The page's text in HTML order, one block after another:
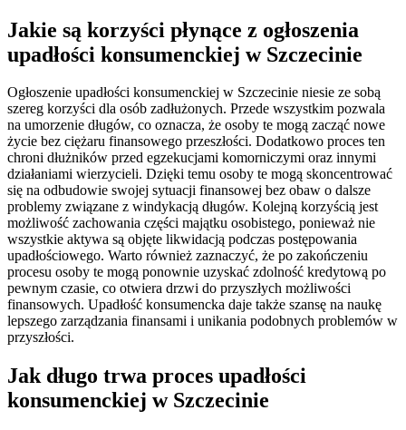
Jakie są korzyści płynące z ogłoszenia
upadłości konsumenckiej w Szczecinie
Ogłoszenie upadłości konsumenckiej w Szczecinie niesie ze sobą
szereg korzyści dla osób zadłużonych. Przede wszystkim pozwala
na umorzenie długów, co oznacza, że osoby te mogą zacząć nowe
życie bez ciężaru finansowego przeszłości. Dodatkowo proces ten
chroni dłużników przed egzekucjami komorniczymi oraz innymi
działaniami wierzycieli. Dzięki temu osoby te mogą skoncentrować
się na odbudowie swojej sytuacji finansowej bez obaw o dalsze
problemy związane z windykacją długów. Kolejną korzyścią jest
możliwość zachowania części majątku osobistego, ponieważ nie
wszystkie aktywa są objęte likwidacją podczas postępowania
upadłościowego. Warto również zaznaczyć, że po zakończeniu
procesu osoby te mogą ponownie uzyskać zdolność kredytową po
pewnym czasie, co otwiera drzwi do przyszłych możliwości
finansowych. Upadłość konsumencka daje także szansę na naukę
lepszego zarządzania finansami i unikania podobnych problemów w
przyszłości.
Jak długo trwa proces upadłości
konsumenckiej w Szczecinie